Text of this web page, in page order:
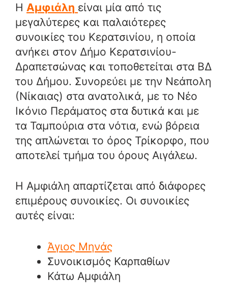
Η Αμφιάλη είναι μία από τις
μεγαλύτερες και παλαιότερες
συνοικίες του Κερατσινίου, η οποία
ανήκει στον Δήμο Κερατσινίου-
Δραπετσώνας και τοποθετείται στα ΒΔ
του Δήμου. Συνορεύει με την Νεάπολη
(Νίκαιας) στα ανατολικά, με το Νέο
Ικόνιο Περάματος στα δυτικά και με
τα Ταμπούρια στα νότια, ενώ βόρεια
της απλώνεται το όρος Τρίκορφο, που
αποτελεί τμήμα του όρους Αιγάλεω.
Η Αμφιάλη απαρτίζεται από διάφορες
επιμέρους συνοικίες. Οι συνοικίες
αυτές είναι:
Άγιος Μηνάς
Συνοικισμός Καρπαθίων
Κάτω Αμφιάλη